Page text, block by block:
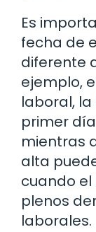
Es
fecha de
diferente
ejemplo,
laboral,
primer
mientras
alta
cuando
plenos
laborales.